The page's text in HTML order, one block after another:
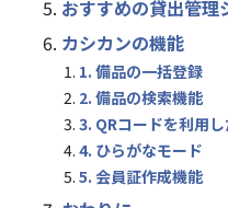
おすすめの貸出管理
カシカンの機能
1. 備品の一括登録
2. 備品の検索機能
3. QRコードを利用
4. ひらがなモード
5. 会員証作成機能